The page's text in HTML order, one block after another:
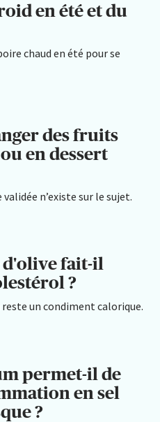
en été et du
chaud en été pour se
des fruits
en dessert
validée n’existe sur le sujet.
fait-il
?
reste un condiment calorique.
permet-il de
en sel
?